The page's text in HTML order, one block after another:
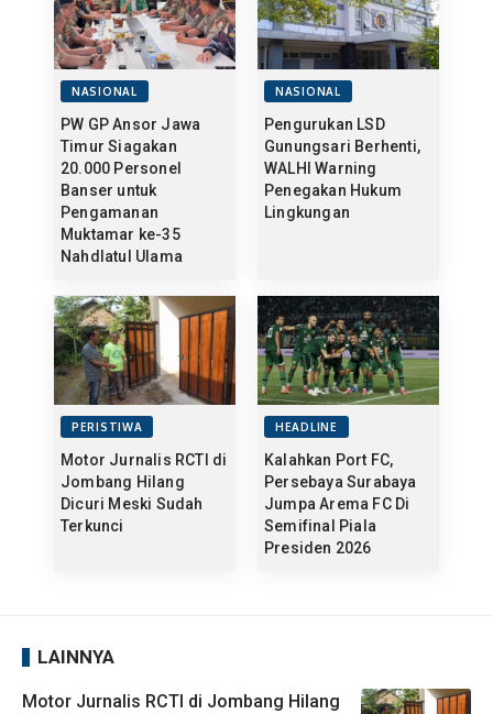
NASIONAL
PW GP Ansor Jawa
Timur Siagakan
20.000 Personel
Banser untuk
Pengamanan
Muktamar ke-35
Nahdlatul Ulama
NASIONAL
Pengurukan LSD
Gunungsari Berhenti,
WALHI Warning
Penegakan Hukum
Lingkungan
PERISTIWA
Motor Jurnalis RCTI di
Jombang Hilang
Dicuri Meski Sudah
Terkunci
HEADLINE
Kalahkan Port FC,
Persebaya Surabaya
Jumpa Arema FC Di
Semifinal Piala
Presiden 2026
LAINNYA
Motor Jurnalis RCTI di Jombang Hilang